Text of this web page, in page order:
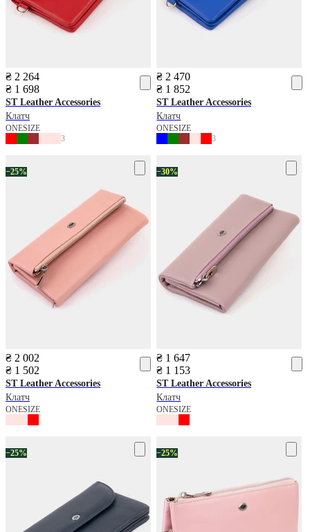
₴ 2 264
₴ 1 698
ST Leather Accessories
Клатч
ONESIZE
3
₴ 2 470
₴ 1 852
ST Leather Accessories
Клатч
ONESIZE
3
−25%
₴ 2 002
₴ 1 502
ST Leather Accessories
Клатч
ONESIZE
−30%
₴ 1 647
₴ 1 153
ST Leather Accessories
Клатч
ONESIZE
−25% −25%